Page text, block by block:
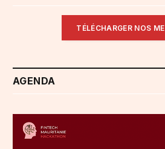
TÉLÉCHARGER NOS
AGENDA